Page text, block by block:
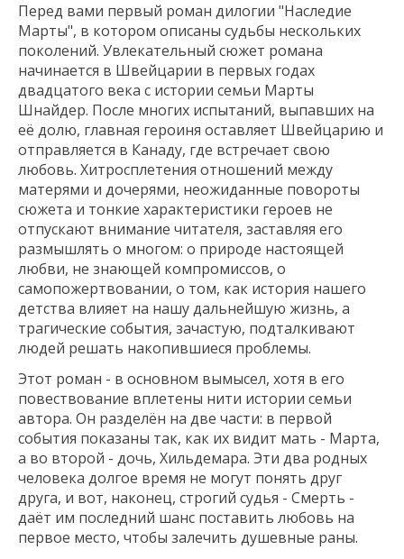
Перед вами первый роман дилогии "Наследие
Марты", в котором описаны судьбы нескольких
поколений. Увлекательный сюжет романа
начинается в Швейцарии в первых годах
двадцатого века с истории семьи Марты
Шнайдер. После многих испытаний, выпавших на
её долю, главная героиня оставляет Швейцарию и
отправляется в Канаду, где встречает свою
любовь. Хитросплетения отношений между
матерями и дочерями, неожиданные повороты
сюжета и тонкие характеристики героев не
отпускают внимание читателя, заставляя его
размышлять о многом: о природе настоящей
любви, не знающей компромиссов, о
самопожертвовании, о том, как история нашего
детства влияет на нашу дальнейшую жизнь, а
трагические события, зачастую, подталкивают
людей решать накопившиеся проблемы.
Этот роман - в основном вымысел, хотя в его
повествование вплетены нити истории семьи
автора. Он разделён на две части: в первой
события показаны так, как их видит мать - Марта,
а во второй - дочь, Хильдемара. Эти два родных
человека долгое время не могут понять друг
друга, и вот, наконец, строгий судья - Смерть -
даёт им последний шанс поставить любовь на
первое место, чтобы залечить душевные раны.